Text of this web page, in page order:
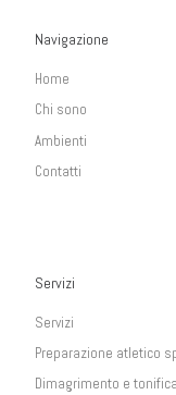
Navigazione
Home
Chi sono
Ambienti
Contatti
Servizi
Servizi
Preparazione atletico
Dimagrimento e